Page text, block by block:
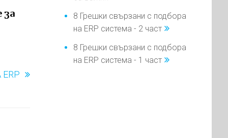
за
8 Грешки свързани с подбора
на ERP система - 2 част
8 Грешки свързани с подбора
на ERP система - 1 част